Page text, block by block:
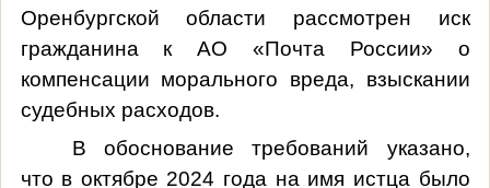
Оренбургской области рассмотрен иск
гражданина к АО «Почта России» о
компенсации морального вреда, взыскании
судебных расходов.
В обоснование требований указано,
что в октябре 2024 года на имя истца было